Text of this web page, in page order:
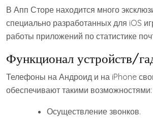
В Апп Сторе находится много
специально разработанных для iOS
работы приложений по статистике
Функционал устройств/
Телефоны на Андроид и на iPhone
обеспечивают такими возможностями:
Осуществление звонков.